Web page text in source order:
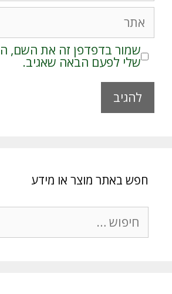
אתר
שמור בדפדפן זה את השם,
שלי לפעם הבאה שאגיב.
nחפש באתר מוצר או מידע
חיפוש: